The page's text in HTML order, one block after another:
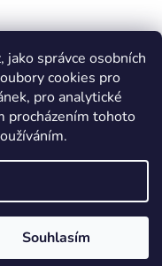
správce osobních
cookies pro
pro analytické
procházením tohoto
Souhlasím